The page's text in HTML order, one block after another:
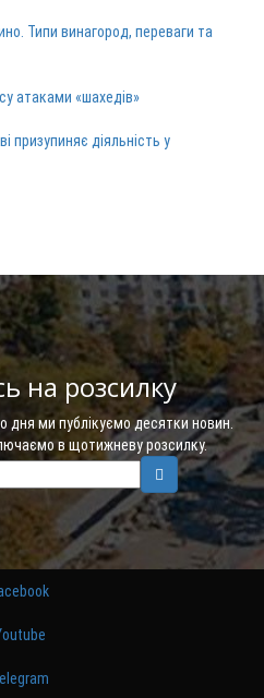
Типи винагород, переваги та
атаками «шахедів»
призупиняє діяльність у
на розсилку
дня ми публікуємо десятки новин.
в щотижневу розсилку.